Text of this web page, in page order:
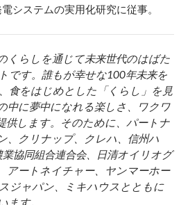
システムの実用化研究に従事。
くらしを通じて未来世代のはばた
です。誰もが幸せな100年未来を
食をはじめとした「くらし」を見
中に夢中になれる楽しさ、ワクワ
供します。そのために、パートナ
、クリナップ、クレハ、信州ハ
業協同組合連合会、日清オイリオグ
アートネイチャー、ヤンマーホー
ジャパン、ミキハウスとともに
ます。